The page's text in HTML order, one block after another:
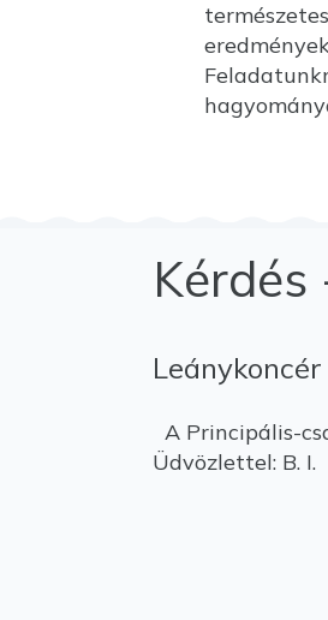
Leánykoncér
A Principális-
Üdvözlettel: B. I.